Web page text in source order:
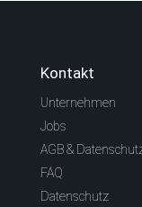
Kontakt
Unternehmen
Jobs
AGB &
FAQ
Datenschutz